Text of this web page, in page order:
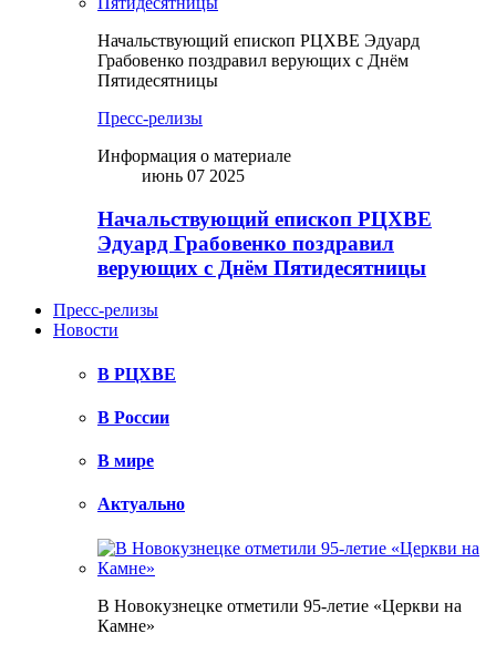
Начальствующий епископ РЦХВЕ Эдуард
Грабовенко поздравил верующих с Днём
Пятидесятницы
Пресс-релизы
Информация о материале
июнь 07 2025
Начальствующий епископ РЦХВЕ
Эдуард Грабовенко поздравил
верующих с Днём Пятидесятницы
Пресс-релизы
Новости
В РЦХВЕ
В России
В мире
Актуально
В Новокузнецке отметили 95-летие «Церкви на
Камне»